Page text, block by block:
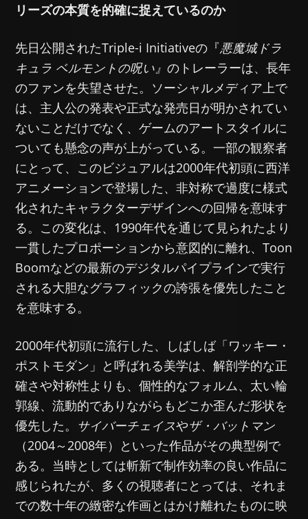
リーズの本質を的確に捉えているのか
先日公開されたTriple-i Initiativeの『悪魔城ドラ
キュラ ベルモントの呪い』のトレーラーは、長年
のファンを失望させた。ソーシャルメディア上で
は、主人公の発表や正式な発売日が明かされてい
ないことだけでなく、ゲームのアートスタイルに
ついても懸念の声が上がっている。一部の観察者
にとって、このビジュアルは2000年代初頭に西洋
アニメーションで登場した、非対称で過度に様式
化されたキャラクターデザインへの回帰を意味す
る。この変化は、1990年代を通じて見られたより
一貫したプロポーションから意図的に離れ、Toon
Boomなどの最新のデジタルパイプラインで実行
される大胆なグラフィックの誇張を優先したこと
を意味する。
2000年代初頭に流行した、しばしば「ワッキー・
ポストモダン」と呼ばれる美学は、解剖学的な正
確さや対称性よりも、個性的なフォルム、太い輪
郭線、流動的でありながらもどこか歪んだ形状を
優先した。 サイバーチェイスやザ・バットマン
（2004～2008年）といった作品がその典型例で
ある。当時としては斬新で制作効率の良い作品に
感じられたが、多くの視聴者にとっては、それま
での数十年の緻密な作画とはかけ離れたものに映